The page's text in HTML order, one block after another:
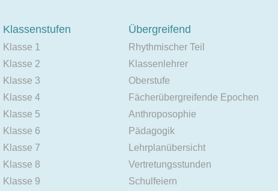
Klassenstufen
Klasse 1
Klasse 2
Klasse 3
Klasse 4
Klasse 5
Klasse 6
Klasse 7
Klasse 8
Klasse 9
Übergreifend
Rhythmischer Teil
Klassenlehrer
Oberstufe
Fächerübergreifende Epochen
Anthroposophie
Pädagogik
Lehrplanübersicht
Vertretungsstunden
Schulfeiern